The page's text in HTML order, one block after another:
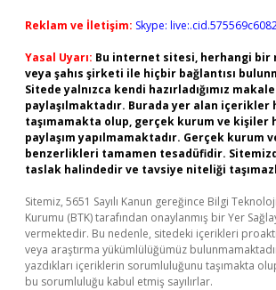
Reklam ve İletişim: Skype:
Yasal Uyarı: Bu internet sitesi, herhangi bir
veya şahıs şirketi ile hiçbir bağlantısı
Sitede yalnızca kendi hazırladığımız
paylaşılmaktadır. Burada yer alan içerikler
taşımamakta olup, gerçek kurum ve kişiler
paylaşım yapılmamaktadır. Gerçek kurum
benzerlikleri tamamen tesadüfidir.
taslak halindedir ve tavsiye niteliği
Sitemiz, 5651 Sayılı Kanun gereğince Bilgi
Kurumu (BTK) tarafından onaylanmış bir Yer
vermektedir. Bu nedenle, sitedeki içerikleri
veya araştırma yükümlülüğümüz
yazdıkları içeriklerin sorumluluğunu taşımakta
bu sorumluluğu kabul etmiş sayılırlar.